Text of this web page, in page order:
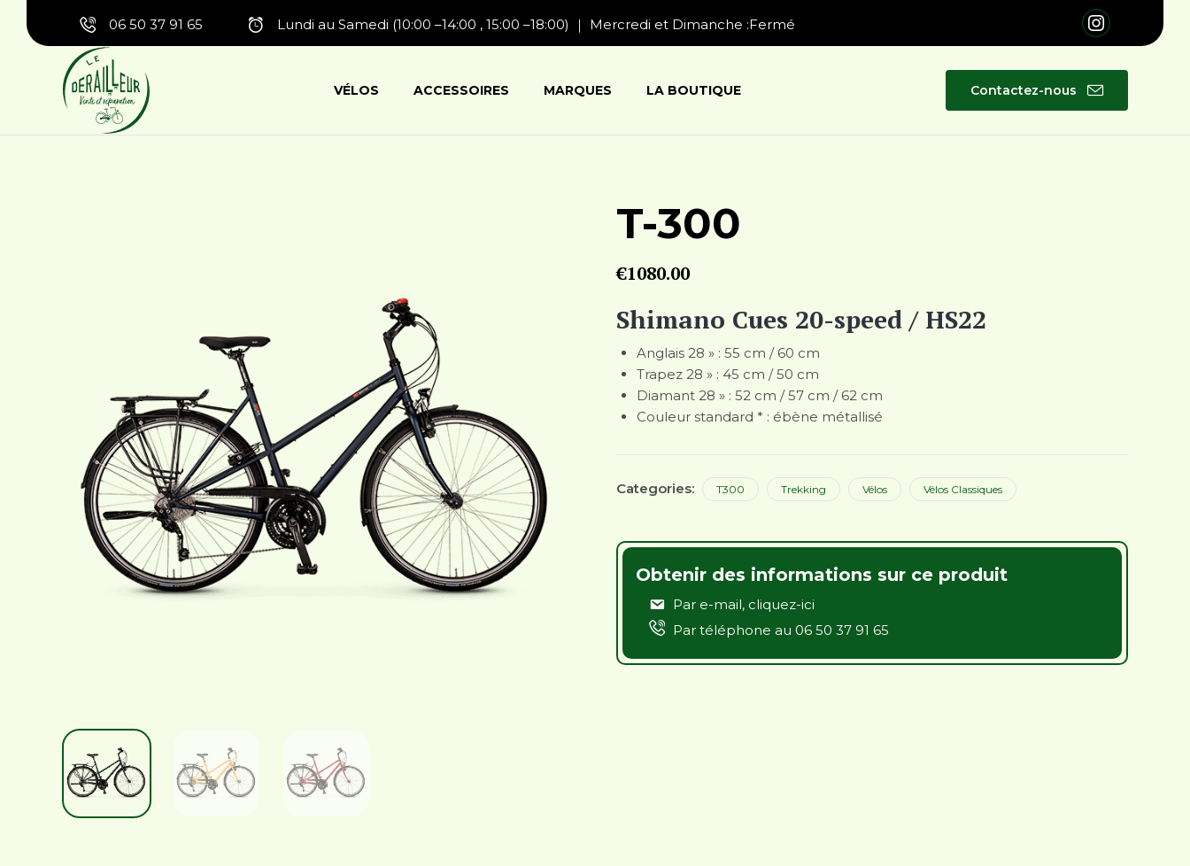
06 50 37 91 65 Lundi au Samedi (10:00 –14:00 , 15:00 –18:00) ｜ Mercredi et Dimanche :Fermé
Skip
VÉLOS ACCESSOIRES MARQUES LA BOUTIQUE Contactez-nous
T-300
€1080.00
Shimano Cues 20-speed / HS22
Anglais 28 » : 55 cm / 60 cm
Trapez 28 » : 45 cm / 50 cm
Diamant 28 » : 52 cm / 57 cm / 62 cm
Couleur standard * : ébène métallisé
Categories: T300 Trekking Vélos Vélos Classiques
Obtenir des informations sur ce produit
Par e-mail, cliquez-ici
Par téléphone au06 50 37 91 65